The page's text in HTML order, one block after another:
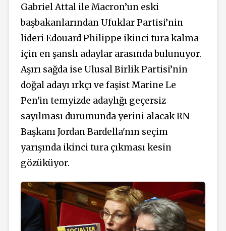
Gabriel Attal ile Macron’un eski
başbakanlarından Ufuklar Partisi’nin
lideri Edouard Philippe ikinci tura kalma
için en şanslı adaylar arasında bulunuyor.
Aşırı sağda ise Ulusal Birlik Partisi’nin
doğal adayı ırkçı ve faşist Marine Le
Pen'in temyizde adaylığı geçersiz
sayılması durumunda yerini alacak RN
Başkanı Jordan Bardella'nın seçim
yarışında ikinci tura çıkması kesin
gözüküyor.